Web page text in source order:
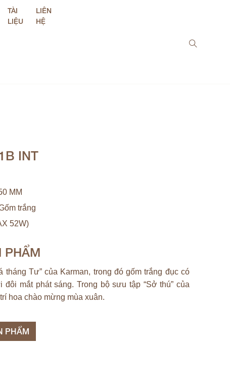
TÀI
LIỆU
LIÊN
HỆ
INT
MM
trắng
52W)
PHẨM
tháng Tư” của Karman, trong đó gốm trắng đục có
đôi mắt phát sáng. Trong bộ sưu tập “Sở thú” của
hoa chào mừng mùa xuân.
PHẨM